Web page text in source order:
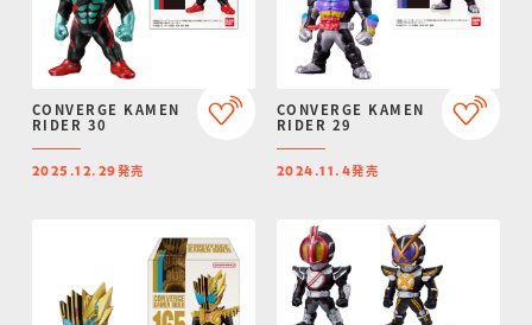
CONVERGE KAMEN
RIDER 30
2025.12.29発売
CONVERGE KAMEN
RIDER 29
2024.11.4発売